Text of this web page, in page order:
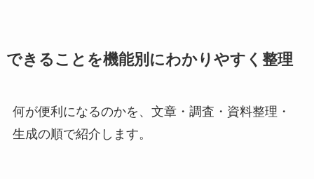
できることを機能別にわかりやすく整理
何が便利になるのかを、文章・調査・資料整理・
生成の順で紹介します。